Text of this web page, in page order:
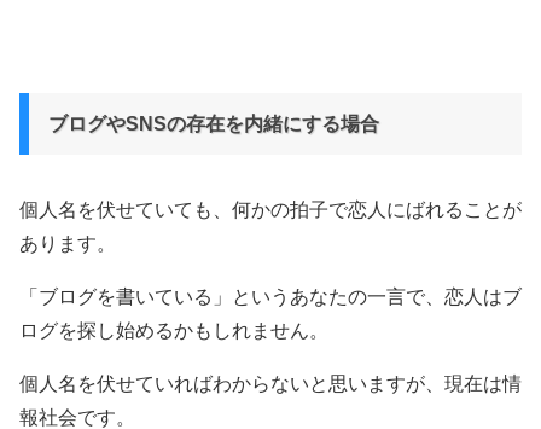
ブログやSNSの存在を内緒にする場合
個人名を伏せていても、何かの拍子で恋人にばれることが
あります。
「ブログを書いている」というあなたの一言で、恋人はブ
ログを探し始めるかもしれません。
個人名を伏せていればわからないと思いますが、現在は情
報社会です。